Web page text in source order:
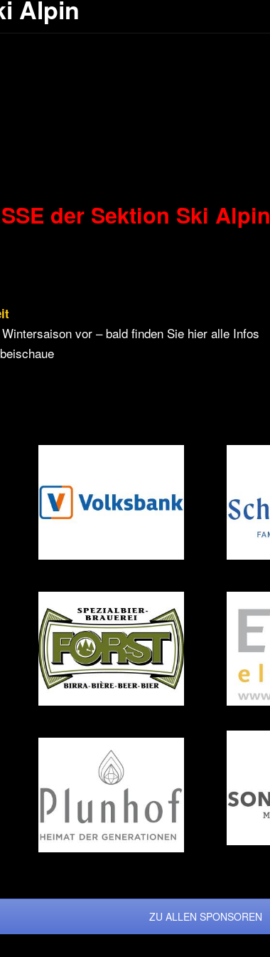
Alpin
der Sektion Ski Alpin
vor – bald finden Sie hier alle Infos
ZU ALLEN SPONSOREN